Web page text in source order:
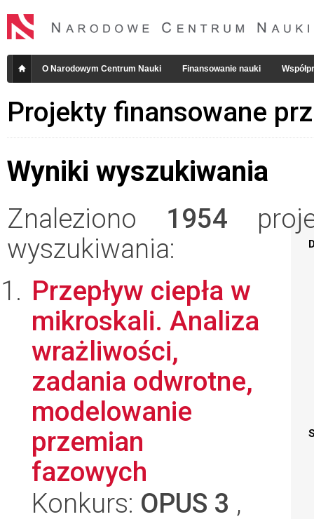
O Narodowym Centrum Nauki Finansowanie nauki
Projekty finansowane
Wyniki wyszukiwania
Znaleziono 1954
wyszukiwania:
Przepływ ciepła w
mikroskali. Analiza
wrażliwości,
zadania odwrotne,
modelowanie
przemian
fazowych
Konkurs: OPUS 3 ,